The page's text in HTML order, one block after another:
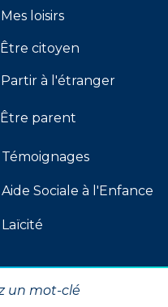
Mes loisirs
Être citoyen
Partir à l'étranger
Être parent
Témoignages
Aide Sociale à l'Enfance
Laïcité